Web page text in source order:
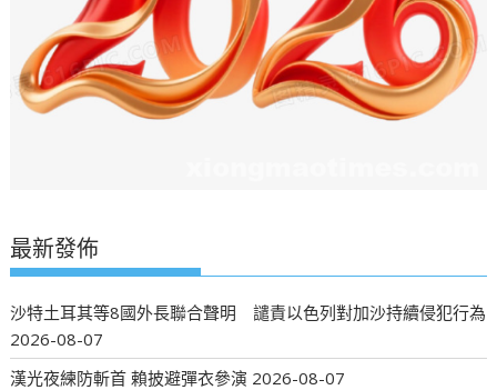
最新發佈
沙特土耳其等8國外長聯合聲明 譴責以色列對加沙持續侵犯行為
2026-08-07
漢光夜練防斬首 賴披避彈衣參演 2026-08-07